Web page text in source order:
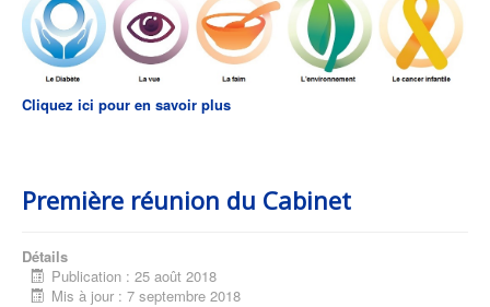
Cliquez ici pour en savoir plus
Première réunion du Cabinet
Détails
Publication : 25 août 2018
Mis à jour : 7 septembre 2018